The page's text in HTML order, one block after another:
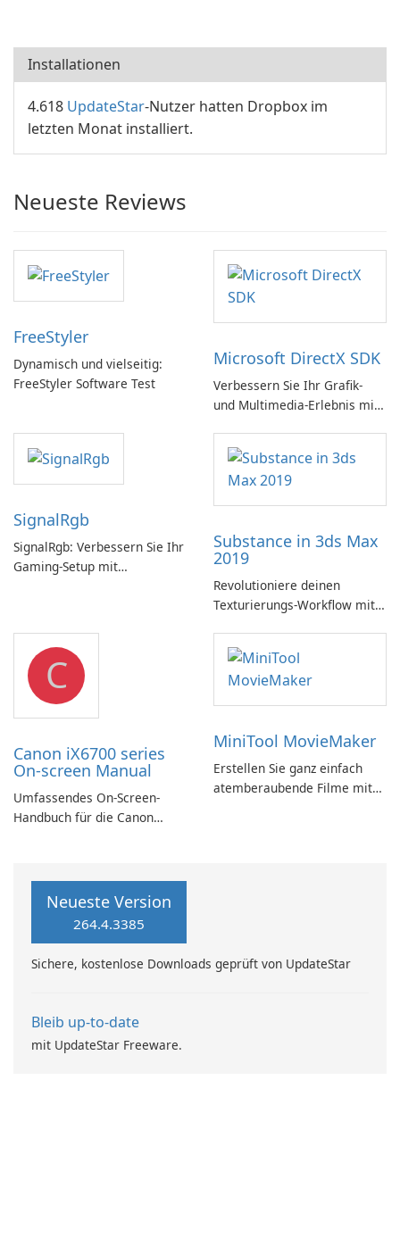
Installationen
4.618 UpdateStar-Nutzer hatten Dropbox im
letzten Monat installiert.
Neueste Reviews
FreeStyler
Dynamisch und vielseitig:
FreeStyler Software Test
Microsoft DirectX SDK
Verbessern Sie Ihr Grafik-
und Multimedia-Erlebnis mit
SignalRgb
SignalRgb: Verbessern Sie Ihr
Gaming-Setup mit
Substance in 3ds Max
2019
Revolutioniere deinen
Texturierungs-Workflow mit
C
Canon iX6700 series
On-screen Manual
Umfassendes On-Screen-
Handbuch für die Canon
MiniTool MovieMaker
Erstellen Sie ganz einfach
atemberaubende Filme mit
Neueste Version
264.4.3385
Sichere, kostenlose Downloads geprüft von UpdateStar
Bleib up-to-date
mit UpdateStar Freeware.